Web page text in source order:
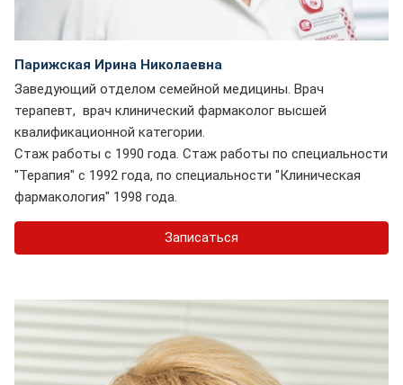
Парижская Ирина Николаевна
Заведующий отделом семейной медицины. Врач
терапевт, врач клинический фармаколог высшей
квалификационной категории.
Стаж работы с 1990 года. Стаж работы по специальности
"Терапия" с 1992 года, по специальности "Клиническая
фармакология" 1998 года.
Записаться